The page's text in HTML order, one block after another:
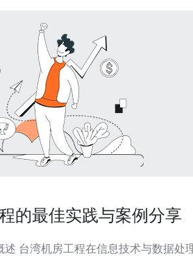
的最佳实践与案例分享
据处理